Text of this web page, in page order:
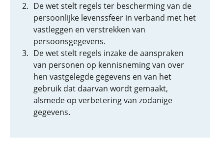
De wet stelt regels ter bescherming van de
persoonlijke levenssfeer in verband met het
vastleggen en verstrekken van
persoonsgegevens.
De wet stelt regels inzake de aanspraken
van personen op kennisneming van over
hen vastgelegde gegevens en van het
gebruik dat daarvan wordt gemaakt,
alsmede op verbetering van zodanige
gegevens.